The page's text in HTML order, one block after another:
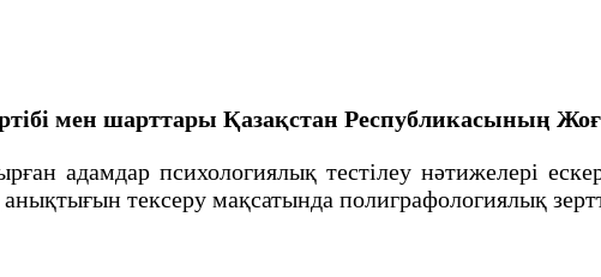
мен шарттары Қазақстан Республикасының
адамдар психологиялық тестілеу нәтижелері
тексеру мақсатында полиграфологиялық